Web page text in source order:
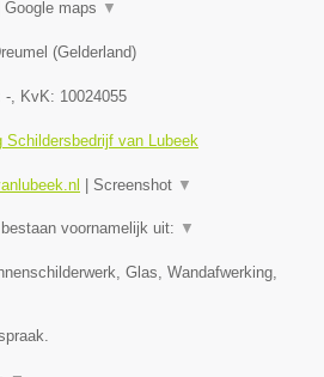
Google maps ▼
(Gelderland)
- , KvK: 10024055
Schildersbedrijf van Lubeek
Screenshot ▼
voornamelijk uit: ▼
Glas, Wandafwerking,